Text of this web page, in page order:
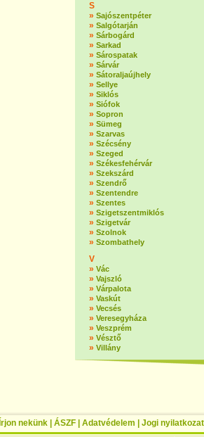
S
» Sajószentpéter
» Salgótarján
» Sárbogárd
» Sarkad
» Sárospatak
» Sárvár
» Sátoraljaújhely
» Sellye
» Siklós
» Siófok
» Sopron
» Sümeg
» Szarvas
» Szécsény
» Szeged
» Székesfehérvár
» Szekszárd
» Szendrő
» Szentendre
» Szentes
» Szigetszentmiklós
» Szigetvár
» Szolnok
» Szombathely
V
» Vác
» Vajszló
» Várpalota
» Vaskút
» Vecsés
» Veresegyháza
» Veszprém
» Vésztő
» Villány
Írjon nekünk ÁSZF Adatvédelem Jogi nyilatkozat